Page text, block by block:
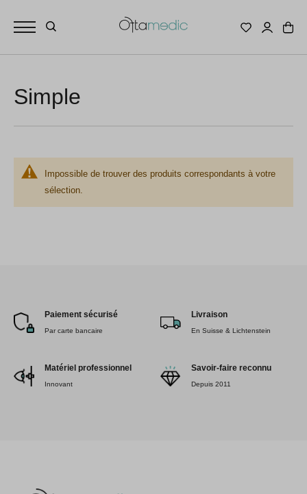
Simple
Impossible de trouver des produits correspondants à votre
sélection.
Paiement sécurisé
Par carte bancaire
Livraison
En Suisse & Lichtenstein
Matériel professionnel
Innovant
Savoir-faire reconnu
Depuis 2011